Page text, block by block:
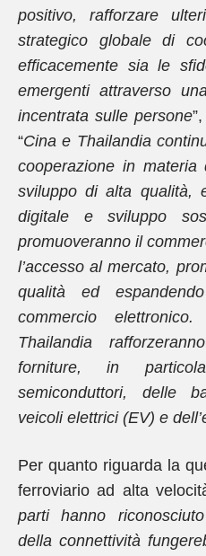
positivo, rafforzare
strategico globale di
efficacemente sia le
emergenti attraverso
incentrata sulle persone
“Cina e Thailandia
cooperazione in materia
sviluppo di alta qualità,
digitale e sviluppo
promuoveranno il
l’accesso al mercato,
qualità ed
commercio
Thailandia
forniture, in
semiconduttori, delle
veicoli elettrici (EV) e
Per quanto riguarda la
ferroviario ad alta
parti hanno
della connettività